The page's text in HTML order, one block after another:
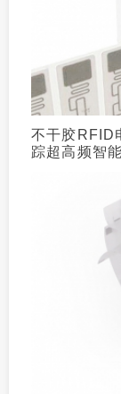
不干胶RFID
踪超高频智